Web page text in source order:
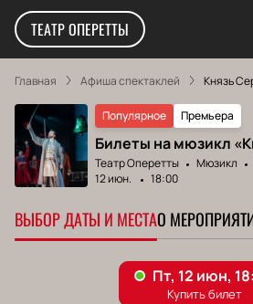
ТЕАТР ОПЕРЕТТЫ
Главная Афиша спектаклей Князь
Популярное Премьера
Билеты на мюзикл
Театр Оперетты Мюзикл
12 июн.
18:00
ВЫБОР ДАТЫ И МЕСТАО